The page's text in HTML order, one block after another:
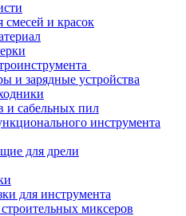
и красок
и зарядные устройства
и сабельных пил
инструмента
для дрели
для инструмента
миксеров